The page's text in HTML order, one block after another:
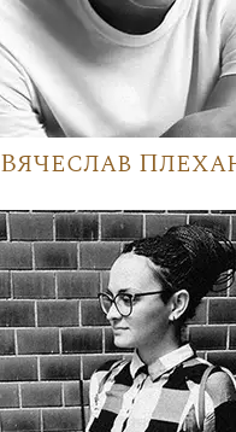
Вячеслав